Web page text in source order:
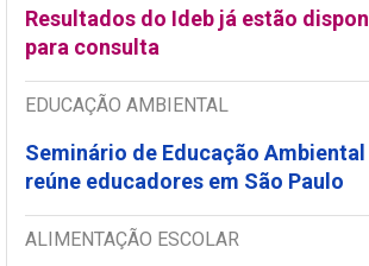
Resultados do Ideb já estão
para consulta
EDUCAÇÃO AMBIENTAL
Seminário de Educação Ambiental
reúne educadores em São Paulo
ALIMENTAÇÃO ESCOLAR